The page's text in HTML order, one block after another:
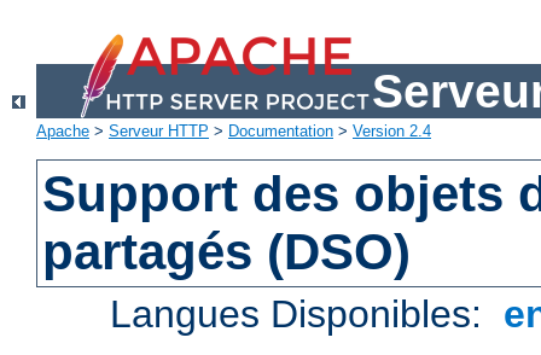
Apache > Serveur HTTP > Documentation > Version 2.4
Support des objets
partagés (DSO)
Langues Disponibles: